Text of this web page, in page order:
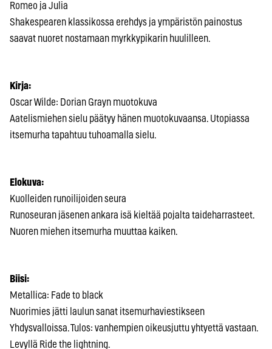
Romeo ja Julia
Shakespearen klassikossa erehdys ja ympäristön painostus
saavat nuoret nostamaan myrkkypikarin huulilleen.
Kirja:
Oscar Wilde: Dorian Grayn muotokuva
Aatelismiehen sielu päätyy hänen muotokuvaansa. Utopiassa
itsemurha tapahtuu tuhoamalla sielu.
Elokuva:
Kuolleiden runoilijoiden seura
Runoseuran jäsenen ankara isä kieltää pojalta taideharrasteet.
Nuoren miehen itsemurha muuttaa kaiken.
Biisi:
Metallica: Fade to black
Nuorimies jätti laulun sanat itsemurhaviestikseen
Yhdysvalloissa. Tulos: vanhempien oikeusjuttu yhtyettä vastaan.
Levyllä Ride the lightning.